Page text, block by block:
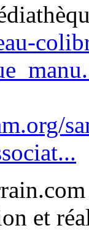
et